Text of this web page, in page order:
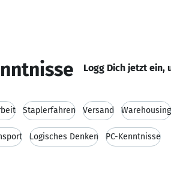
Logg Dich jetzt ein,
Staplerfahren Versand Warehousing
Logisches Denken PC-Kenntnisse